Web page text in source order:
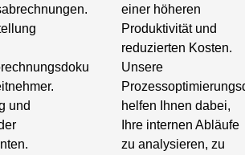
und
einer höheren
Produktivität und
reduzierten Kosten.
Unsere
helfen Ihnen dabei,
Ihre internen Abläufe
zu analysieren, zu